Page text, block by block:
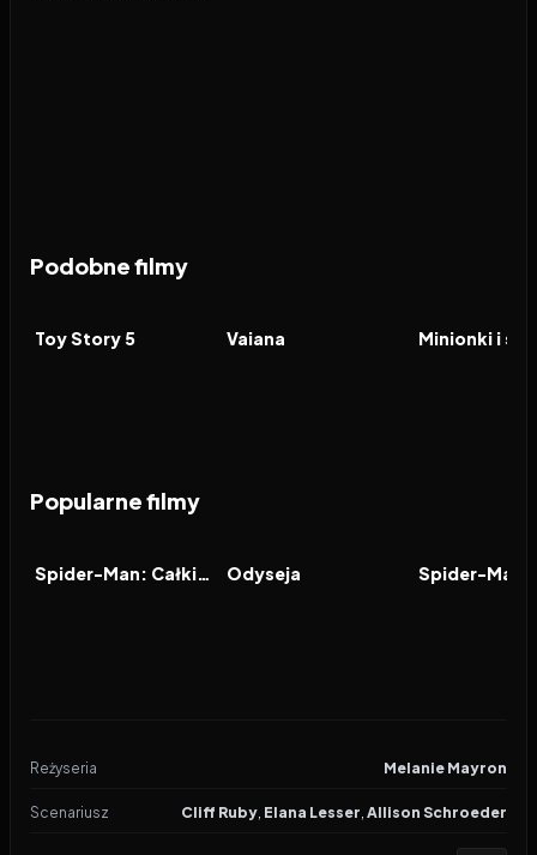
Podobne filmy
FILM
Toy Story 5 FILM
Vaiana FILM
Minionki i
Popularne filmy
FILM Spider-Man: Całkiem nowy dzień FILM
Odyseja FILM
Reżyseria Melanie Mayron
Scenariusz Cliff Ruby, Elana Lesser, Allison Schroeder